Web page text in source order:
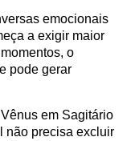
emocionais
a exigir maior
o
pode gerar
em Sagitário
não precisa excluir